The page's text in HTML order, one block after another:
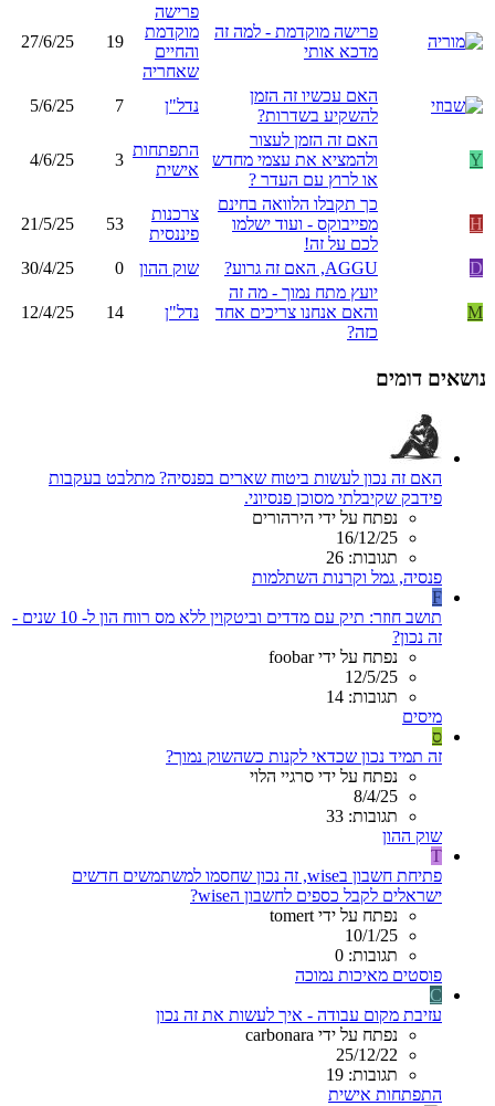
פרישה מוקדמת - למה זה
מדכא אותי
פרישה
מוקדמת
והחיים
שאחריה
19
27/6/25
האם עכשיו זה הזמן
להשקיע בשדרות?
נדל"ן 7
5/6/25
Y
האם זה הזמן לעצור
ולהמציא את עצמי מחדש
או לרוץ עם העדר ?
התפתחות
אישית
3
4/6/25
H
כך תקבלו הלוואה בחינם
מפייבוקס - ועוד ישלמו
לכם על זה!
צרכנות
פיננסית
53
21/5/25
D AGGU, האם זה גרוע? שוק ההון 0
30/4/25
M
יועץ מתח נמוך - מה זה
והאם אנחנו צריכים אחד
כזה?
נדל"ן 14
12/4/25
נושאים דומים
האם זה נכון לעשות ביטוח שארים בפנסיה? מתלבט בעקבות
פידבק שקיבלתי מסוכן פנסיוני.
נפתח על ידי הירהורים
16/12/25
תגובות: 26
פנסיה, גמל וקרנות השתלמות
F
תושב חוזר: תיק עם מדדים וביטקוין ללא מס רווח הון ל- 10 שנים -
זה נכון?
נפתח על ידי foobar
12/5/25
תגובות: 14
מיסים
ס
זה תמיד נכון שכדאי לקנות כשהשוק נמוך?
נפתח על ידי סרגיי הלוי
8/4/25
תגובות: 33
שוק ההון
T
פתיחת חשבון בwise, זה נכון שחסמו למשתמשים חדשים
ישראלים לקבל כספים לחשבון הwise?
נפתח על ידי tomert
10/1/25
תגובות: 0
פוסטים מאיכות נמוכה
C
עזיבת מקום עבודה - איך לעשות את זה נכון
נפתח על ידי carbonara
25/12/22
תגובות: 19
התפתחות אישית